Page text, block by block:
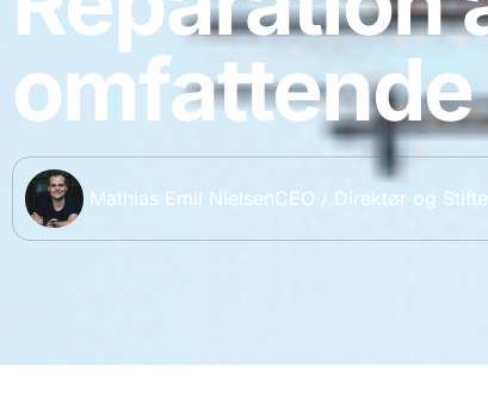
Mathias Emil NielsenCEO / Direktør og